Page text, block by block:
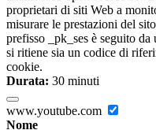
proprietari di siti Web a
misurare le prestazioni del
prefisso _pk_ses è seguito
si ritiene sia un codice di
cookie.
Durata: 30 minuti
www.youtube.com
Nome